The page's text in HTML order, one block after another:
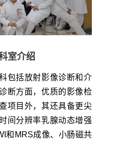
室介绍
包括放射影像诊断和介
断方面，优质的影像检
项目外，其还具备更尖
间分辨率乳腺动态增强
和MRS成像、小肠磁共